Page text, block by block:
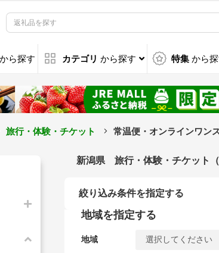
から探す カテゴリ から探す 特集 から
旅行・体験・チケット 常温便・オンラインワン
新潟県 旅行・体験・チケット
絞り込み条件を指定する
地域を指定する
地域